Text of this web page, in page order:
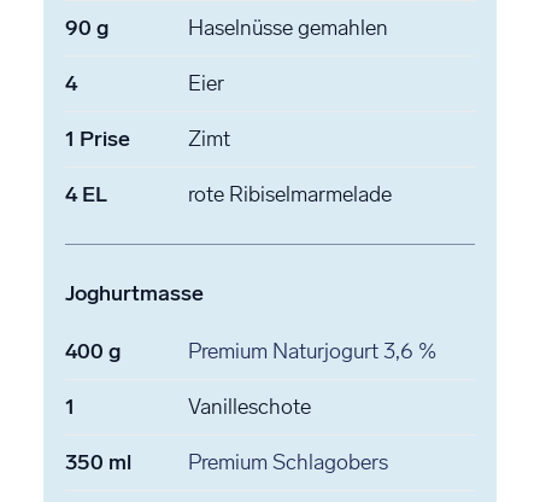
90 g Haselnüssegemahlen
4 Eier
1 Prise Zimt
4EL rote Ribiselmarmelade
Joghurtmasse
400 g Premium Naturjogurt3,6 %
1 Vanilleschote
350 ml Premium Schlagobers